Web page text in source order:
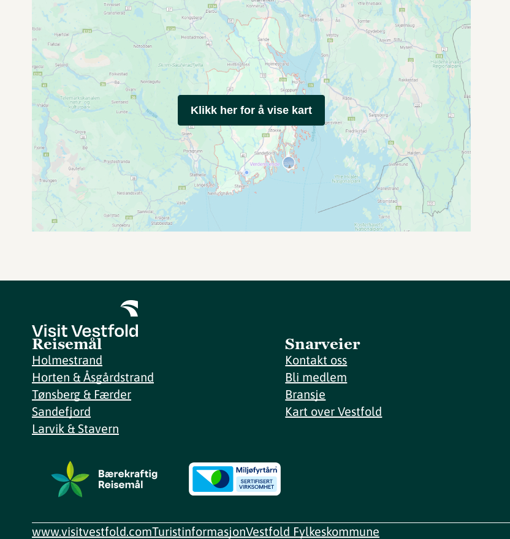
Klikk her for å vise kart
Reisemål
Holmestrand
Horten & Åsgårdstrand
Tønsberg & Færder
Sandefjord
Larvik & Stavern
Snarveier
Kontakt oss
Bli medlem
Bransje
Kart over Vestfold
www.visitvestfold.comTuristinformasjonVestfold Fylkeskommune